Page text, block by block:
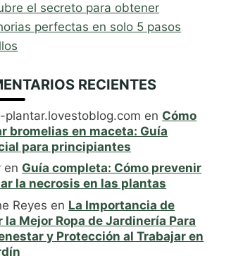
el secreto para obtener
perfectas en solo 5 pasos
RECIENTES
plantar.lovestoblog.com en Cómo
bromelias en maceta: Guía
para principiantes
en Guía completa: Cómo prevenir
la necrosis en las plantas
Reyes en La Importancia de
la Mejor Ropa de Jardinería Para
y Protección al Trabajar en